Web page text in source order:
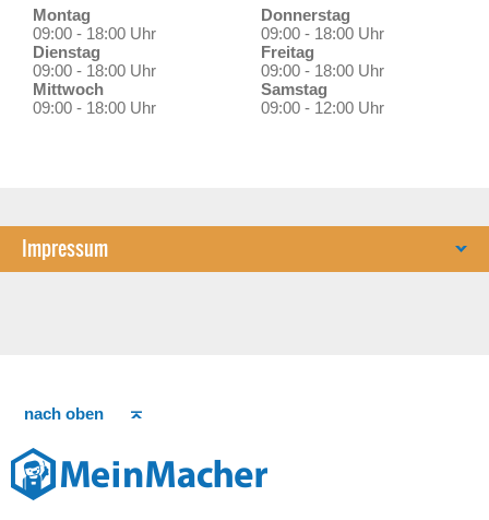
Montag
09:00 - 18:00 Uhr
Dienstag
09:00 - 18:00 Uhr
Mittwoch
09:00 - 18:00 Uhr
Donnerstag
09:00 - 18:00 Uhr
Freitag
09:00 - 18:00 Uhr
Samstag
09:00 - 12:00 Uhr
Impressum
nach oben